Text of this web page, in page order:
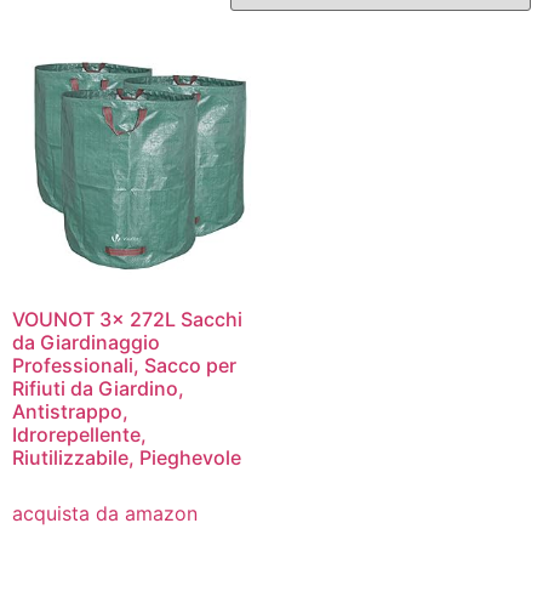
VOUNOT 3x 272L Sacchi
da Giardinaggio
Professionali, Sacco per
Rifiuti da Giardino,
Antistrappo,
Idrorepellente,
Riutilizzabile, Pieghevole
acquista da amazon